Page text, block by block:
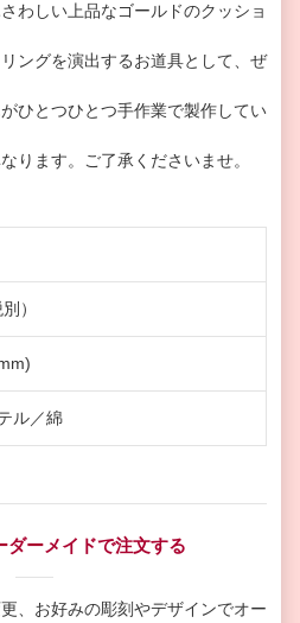
わしい上品なゴールドのクッショ
ングを演出するお道具として、ぜ
ひとつひとつ手作業で製作してい
ります。ご了承くださいませ。
）
ル／綿
ダーメイドで注文する
、お好みの彫刻やデザインでオー